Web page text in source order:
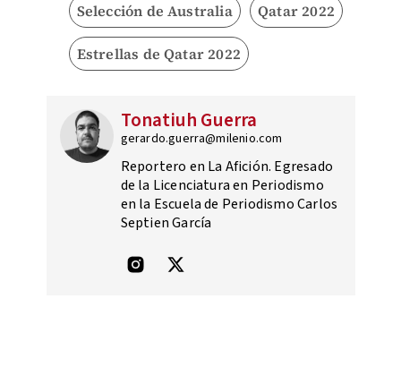
Selección de Australia Qatar 2022
Estrellas de Qatar 2022
Tonatiuh Guerra
gerardo.guerra@milenio.com
Reportero en La Afición. Egresado
de la Licenciatura en Periodismo
en la Escuela de Periodismo Carlos
Septien García